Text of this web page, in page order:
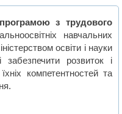
з трудового
навчальних
освіти і науки
розвиток і
компетентностей та